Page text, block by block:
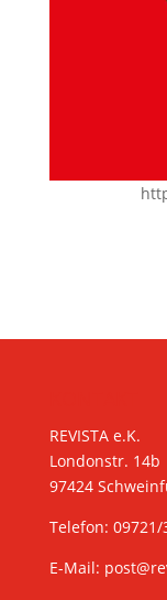
REVISTA e.K.
Londonstr. 14b
97424
Telefon: 09721/
E-Mail: